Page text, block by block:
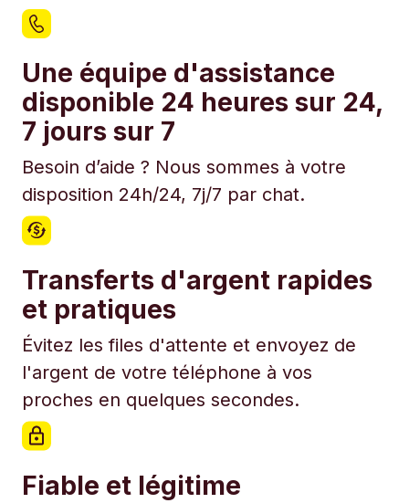
Une équipe d'assistance
disponible 24 heures sur 24,
7 jours sur 7
Besoin d’aide ? Nous sommes à votre
disposition 24h/24, 7j/7 par chat.
Transferts d'argent rapides
et pratiques
Évitez les files d'attente et envoyez de
l'argent de votre téléphone à vos
proches en quelques secondes.
Fiable et légitime